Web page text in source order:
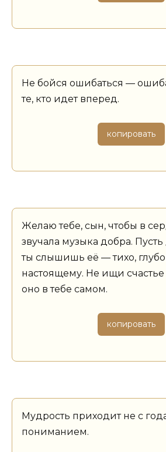
Не бойся ошибаться —
те, кто идет вперед.
копировать
Желаю тебе, сын, чтобы в
звучала музыка добра.
ты слышишь её — тихо,
настоящему. Не ищи счастье
оно в тебе самом.
копировать
Мудрость приходит не с
пониманием.